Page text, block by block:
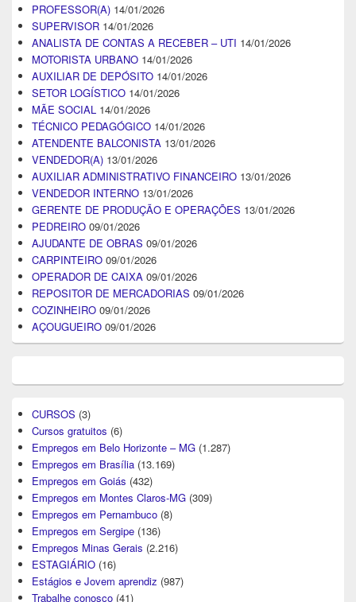
PROFESSOR(A) 14/01/2026
SUPERVISOR 14/01/2026
ANALISTA DE CONTAS A RECEBER – UTI 14/01/2026
MOTORISTA URBANO 14/01/2026
AUXILIAR DE DEPÓSITO 14/01/2026
SETOR LOGÍSTICO 14/01/2026
MÃE SOCIAL 14/01/2026
TÉCNICO PEDAGÓGICO 14/01/2026
ATENDENTE BALCONISTA 13/01/2026
VENDEDOR(A) 13/01/2026
AUXILIAR ADMINISTRATIVO FINANCEIRO 13/01/2026
VENDEDOR INTERNO 13/01/2026
GERENTE DE PRODUÇÃO E OPERAÇÕES 13/01/2026
PEDREIRO 09/01/2026
AJUDANTE DE OBRAS 09/01/2026
CARPINTEIRO 09/01/2026
OPERADOR DE CAIXA 09/01/2026
REPOSITOR DE MERCADORIAS 09/01/2026
COZINHEIRO 09/01/2026
AÇOUGUEIRO 09/01/2026
CURSOS (3)
Cursos gratuitos (6)
Empregos em Belo Horizonte – MG (1.287)
Empregos em Brasília (13.169)
Empregos em Goiás (432)
Empregos em Montes Claros-MG (309)
Empregos em Pernambuco (8)
Empregos em Sergipe (136)
Empregos Minas Gerais (2.216)
ESTAGIÁRIO (16)
Estágios e Jovem aprendiz (987)
Trabalhe conosco (41)